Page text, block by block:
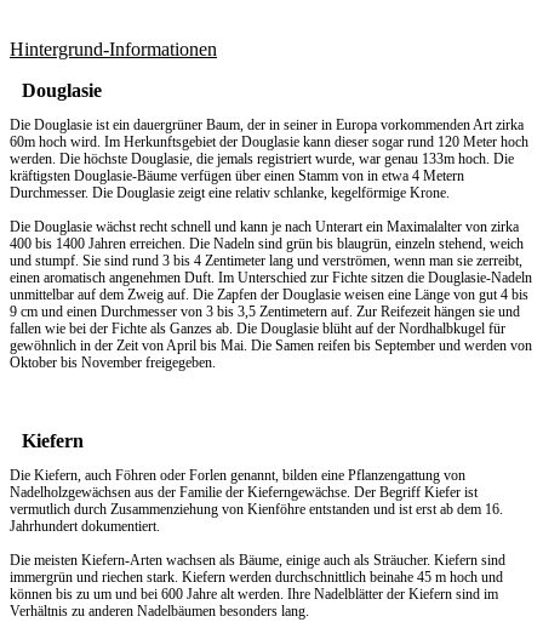
Hintergrund-Informationen
Douglasie
Die Douglasie ist ein dauergrüner Baum, der in seiner in Europa vorkommenden Art zirka
60m hoch wird. Im Herkunftsgebiet der Douglasie kann dieser sogar rund 120 Meter hoch
werden. Die höchste Douglasie, die jemals registriert wurde, war genau 133m hoch. Die
kräftigsten Douglasie-Bäume verfügen über einen Stamm von in etwa 4 Metern
Durchmesser. Die Douglasie zeigt eine relativ schlanke, kegelförmige Krone.
Die Douglasie wächst recht schnell und kann je nach Unterart ein Maximalalter von zirka
400 bis 1400 Jahren erreichen. Die Nadeln sind grün bis blaugrün, einzeln stehend, weich
und stumpf. Sie sind rund 3 bis 4 Zentimeter lang und verströmen, wenn man sie zerreibt,
einen aromatisch angenehmen Duft. Im Unterschied zur Fichte sitzen die Douglasie-Nadeln
unmittelbar auf dem Zweig auf. Die Zapfen der Douglasie weisen eine Länge von gut 4 bis
9 cm und einen Durchmesser von 3 bis 3,5 Zentimetern auf. Zur Reifezeit hängen sie und
fallen wie bei der Fichte als Ganzes ab. Die Douglasie blüht auf der Nordhalbkugel für
gewöhnlich in der Zeit von April bis Mai. Die Samen reifen bis September und werden von
Oktober bis November freigegeben.
Kiefern
Die Kiefern, auch Föhren oder Forlen genannt, bilden eine Pflanzengattung von
Nadelholzgewächsen aus der Familie der Kieferngewächse. Der Begriff Kiefer ist
vermutlich durch Zusammenziehung von Kienföhre entstanden und ist erst ab dem 16.
Jahrhundert dokumentiert.
Die meisten Kiefern-Arten wachsen als Bäume, einige auch als Sträucher. Kiefern sind
immergrün und riechen stark. Kiefern werden durchschnittlich beinahe 45 m hoch und
können bis zu um und bei 600 Jahre alt werden. Ihre Nadelblätter der Kiefern sind im
Verhältnis zu anderen Nadelbäumen besonders lang.